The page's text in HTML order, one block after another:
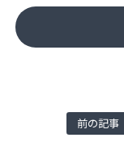
前の記事